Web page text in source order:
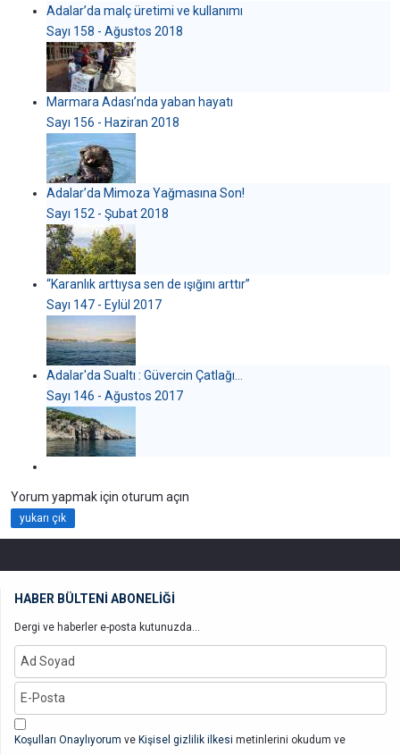
Adalar’da malç üretimi ve kullanımı
Sayı 158 - Ağustos 2018
Marmara Adası’nda yaban hayatı
Sayı 156 - Haziran 2018
Adalar’da Mimoza Yağmasına Son!
Sayı 152 - Şubat 2018
“Karanlık arttıysa sen de ışığını arttır”
Sayı 147 - Eylül 2017
Adalar'da Sualtı : Güvercin Çatlağı...
Sayı 146 - Ağustos 2017
Yorum yapmak için oturum açın
yukarı çık
HABER BÜLTENİ ABONELİĞİ
Dergi ve haberler e-posta kutunuzda...
Koşulları Onaylıyorum ve Kişisel gizlilik ilkesi metinlerini okudum ve